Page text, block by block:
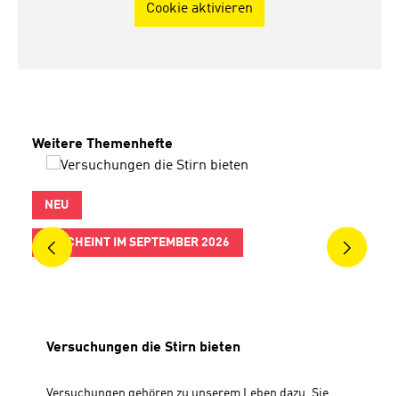
Cookie aktivieren
Produktgalerie überspringen
Weitere Themenhefte
NEU
ERSCHEINT IM SEPTEMBER 2026
Versuchungen die Stirn bieten
Versuchungen gehören zu unserem Leben dazu. Sie